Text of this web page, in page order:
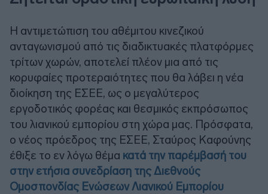
Η αντιμετώπιση του αθέμιτου κινεζικού
ανταγωνισμού από τις διαδικτυακές πλατφόρμες
τρίτων χωρών, αποτελεί πλέον μια από τις
κορυφαίες προτεραιότητες που θα λάβει η νέα
διοίκηση της ΕΣΕΕ, ως ο μεγαλύτερος
εργοδοτικός φορέας και θεσμικός εκπρόσωπος
του λιανικού εμπορίου στη χώρα μας. Πρόσφατα,
ο νέος πρόεδρος της ΕΣΕΕ, Σταύρος Καφούνης
έθιξε το εν λόγω θέμα κατά την παρέμβασή του
στην ετήσια συνεδρίαση της Διεθνούς
Ομοσπονδίας Ενώσεων Λιανικού Εμπορίου